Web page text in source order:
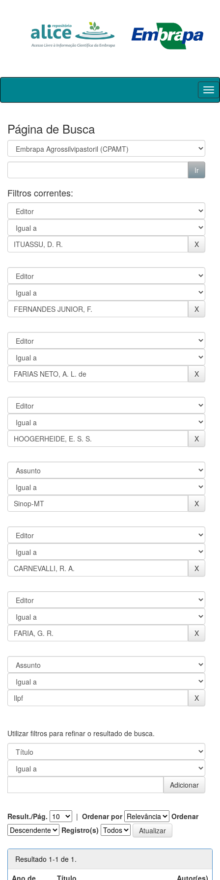
Skip
Página de Busca
Filtros correntes:
Utilizar filtros para refinar o resultado de busca.
Result./Pág. | Ordenar por
Ordenar
Registro(s)
Resultado 1-1 de 1.
Ano de
Título Autor(es)